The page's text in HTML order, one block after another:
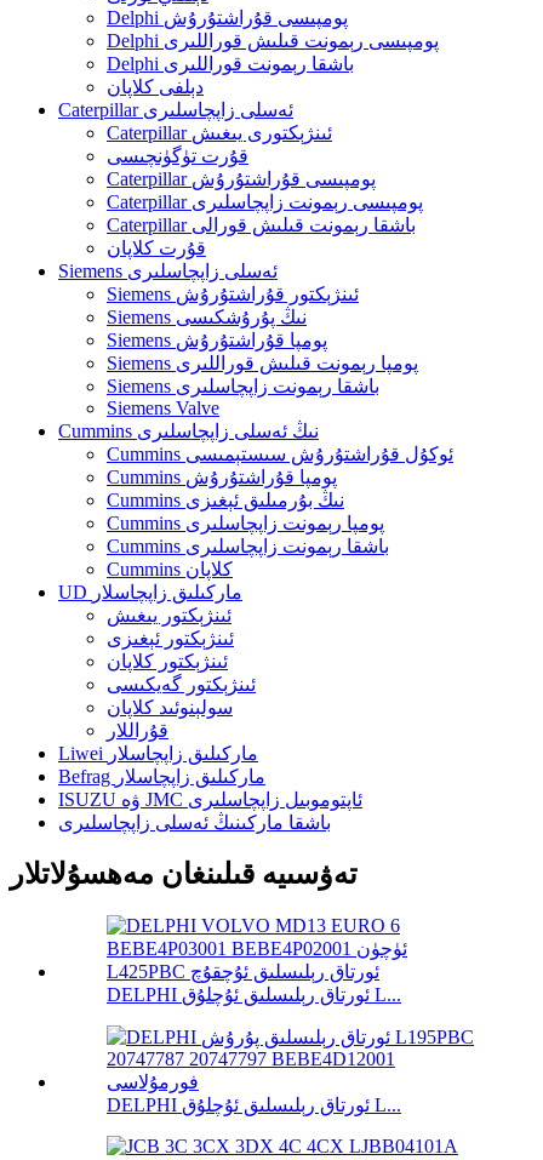
Delphi پومپىسى قۇراشتۇرۇش
Delphi پومپىسى رېمونت قىلىش قوراللىرى
Delphi باشقا رېمونت قوراللىرى
دېلفى كلاپان
Caterpillar ئەسلى زاپچاسلىرى
Caterpillar ئىنژېكتورى يىغىش
قۇرت تۈگۈنچىسى
Caterpillar پومپىسى قۇراشتۇرۇش
Caterpillar پومپىسى رېمونت زاپچاسلىرى
Caterpillar باشقا رېمونت قىلىش قورالى
قۇرت كلاپان
Siemens ئەسلى زاپچاسلىرى
Siemens ئىنژېكتور قۇراشتۇرۇش
Siemens نىڭ پۇرۇشكىسى
Siemens پومپا قۇراشتۇرۇش
Siemens پومپا رېمونت قىلىش قوراللىرى
Siemens باشقا رېمونت زاپچاسلىرى
Siemens Valve
Cummins نىڭ ئەسلى زاپچاسلىرى
Cummins ئوكۇل قۇراشتۇرۇش سىستېمىسى
Cummins پومپا قۇراشتۇرۇش
Cummins نىڭ بۇرمىلىق ئېغىزى
Cummins پومپا رېمونت زاپچاسلىرى
Cummins باشقا رېمونت زاپچاسلىرى
Cummins كلاپان
UD ماركىلىق زاپچاسلار
ئىنژېكتور يىغىش
ئىنژېكتور ئېغىزى
ئىنژېكتور كلاپان
ئىنژېكتور گەيكىسى
سولېنوئىد كلاپان
قۇراللار
Liwei ماركىلىق زاپچاسلار
Befrag ماركىلىق زاپچاسلار
ISUZU ۋە JMC ئاپتوموبىل زاپچاسلىرى
باشقا ماركىنىڭ ئەسلى زاپچاسلىرى
تەۋسىيە قىلىنغان مەھسۇلاتلار
DELPHI ئورتاق رېلىسلىق ئۇچلۇق L...
DELPHI ئورتاق رېلىسلىق ئۇچلۇق L...